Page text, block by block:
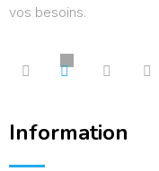
vos besoins.
Information